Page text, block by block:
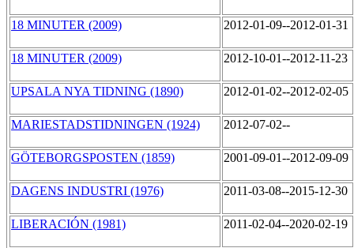
18 MINUTER (2009) 2012-01-09--2012-01-31
18 MINUTER (2009) 2012-10-01--2012-11-23
UPSALA NYA TIDNING (1890) 2012-01-02--2012-02-05
MARIESTADSTIDNINGEN (1924) 2012-07-02--
GÖTEBORGSPOSTEN (1859) 2001-09-01--2012-09-09
DAGENS INDUSTRI (1976) 2011-03-08--2015-12-30
LIBERACIÓN (1981) 2011-02-04--2020-02-19